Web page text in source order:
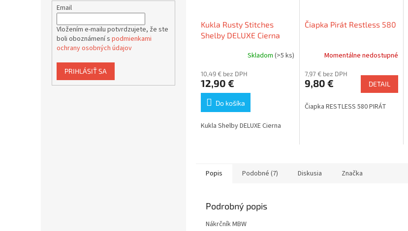
Email
Vložením e-mailu potvrdzujete, že ste
boli oboznámení s podmienkami
ochrany osobných údajov
PRIHLÁSIŤ SA
Kukla Rusty Stitches
Shelby DELUXE Cierna
Skladom (>5 ks)
10,49 € bez DPH
12,90 €
Do košíka
Kukla Shelby DELUXE Cierna
Čiapka Pirát Restless 580
Momentálne nedostupné
7,97 € bez DPH
9,80 € DETAIL
Čiapka RESTLESS 580 PIRÁT
Popis Podobné (7) Diskusia Značka
Podrobný popis
Nákrčník MBW